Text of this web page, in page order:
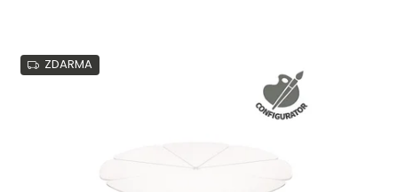
V
ý ZDARMA